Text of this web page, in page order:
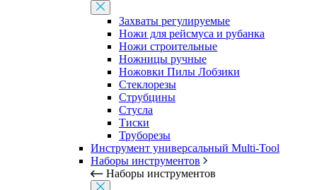
Захваты регулируемые
Ножи для рейсмуса и рубанка
Ножи строительные
Ножницы ручные
Ножовки Пилы Лобзики
Стеклорезы
Струбцины
Стусла
Тиски
Труборезы
Инструмент универсальный Multi-Tool
Наборы инструментов
Наборы инструментов